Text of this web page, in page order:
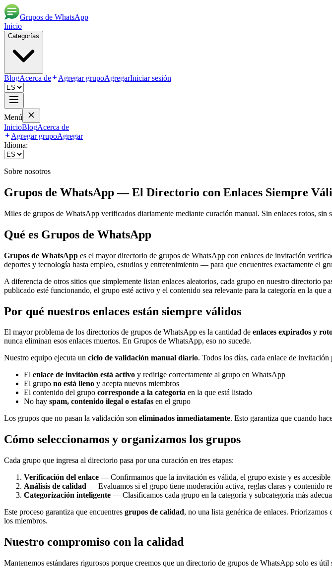
Grupos de WhatsApp
Inicio
Categorías
BlogAcerca de Agregar grupoAgregarIniciar sesión
Menú
InicioBlogAcerca de
Agregar grupoAgregar
Idioma:
Sobre nosotros
Grupos de WhatsApp — El Directorio con Enlaces Siempre
Miles de grupos de WhatsApp verificados diariamente mediante curación manual. Sin enlaces rotos, sin
Qué es Grupos de WhatsApp
Grupos de WhatsApp es el mayor directorio de grupos de WhatsApp con enlaces de invitación
deportes y tecnología hasta empleo, estudios y entretenimiento — para que encuentres exactamente el
A diferencia de otros sitios que simplemente listan enlaces aleatorios, cada grupo en nuestro directorio
publicado esté funcionando, el grupo esté activo y el contenido sea relevante para la categoría en la que
Por qué nuestros enlaces están siempre válidos
El mayor problema de los directorios de grupos de WhatsApp es la cantidad de enlaces expirados y
nunca eliminan esos enlaces muertos. En Grupos de WhatsApp, eso no sucede.
Nuestro equipo ejecuta un ciclo de validación manual diario. Todos los días, cada enlace de
El enlace de invitación está activo y redirige correctamente al grupo en WhatsApp
El grupo no está lleno y acepta nuevos miembros
El contenido del grupo corresponde a la categoría en la que está listado
No hay spam, contenido ilegal o estafas en el grupo
Los grupos que no pasan la validación son eliminados inmediatamente. Esto garantiza que cuando
Cómo seleccionamos y organizamos los grupos
Cada grupo que ingresa al directorio pasa por una curación en tres etapas:
Verificación del enlace — Confirmamos que la invitación es válida, el grupo existe y es accesible
Análisis de calidad — Evaluamos si el grupo tiene moderación activa, reglas claras y contenido
Categorización inteligente — Clasificamos cada grupo en la categoría y subcategoría más
Este proceso garantiza que encuentres grupos de calidad, no una lista genérica de enlaces.
los miembros.
Nuestro compromiso con la calidad
Mantenemos estándares rigurosos porque creemos que un directorio de grupos de WhatsApp solo es